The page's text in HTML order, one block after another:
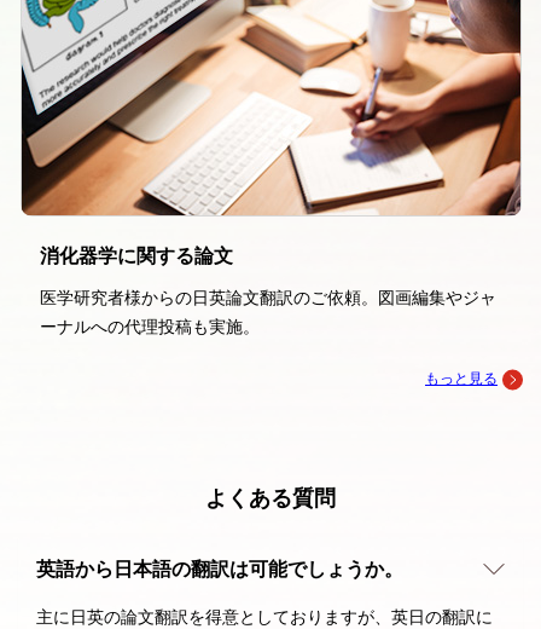
消化器学に関する論文
医学研究者様からの日英論文翻訳のご依頼。図画編集やジャ
ーナルへの代理投稿も実施。
もっと見る
よくある質問
英語から日本語の翻訳は可能でしょうか。
主に日英の論文翻訳を得意としておりますが、英日の翻訳に